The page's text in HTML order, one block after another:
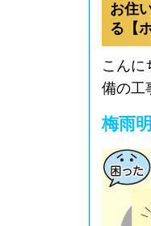
お住
る【
こんに
備の工
梅雨